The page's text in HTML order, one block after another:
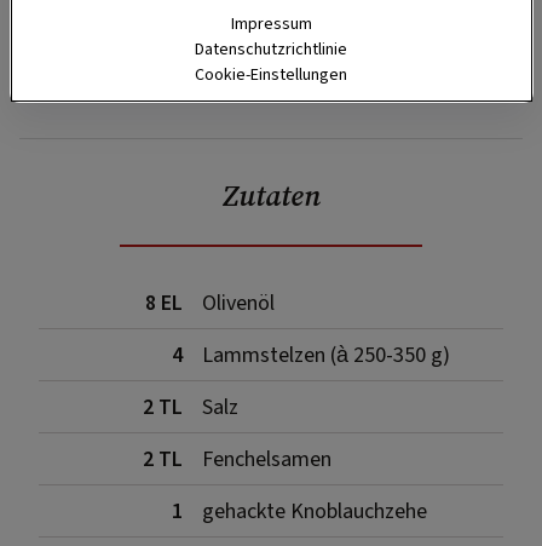
SPEICHERN DRUCKEN
Zutaten
8 EL
Olivenöl
4
Lammstelzen (à 250-350 g)
2 TL
Salz
2 TL
Fenchelsamen
1
gehackte Knoblauchzehe
Impressum
Datenschutzrichtlinie
Cookie-Einstellungen